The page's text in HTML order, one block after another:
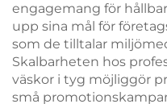
engagemang för
upp sina mål för
som de tilltalar
Skalbarheten hos
väskor i tyg möjliggör
små